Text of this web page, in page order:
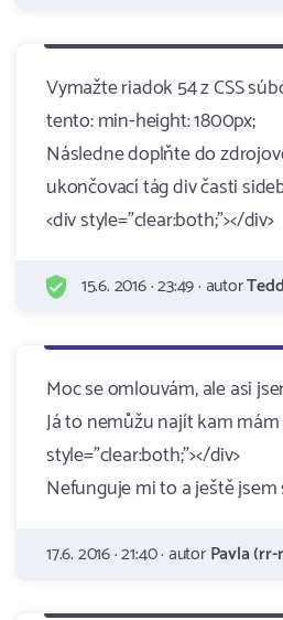
Vymažte riadok 54 z CSS
tento: min-height: 1800px;
Následne doplňte do
ukončovací tág div časti
<div style="clear:both;"></div>
15.6. 2016 · 23:49 · autor
Moc se omlouvám, ale asi
Já to nemůžu najít kam
style="clear:both;"></div>
Nefunguje mi to a ještě
17.6. 2016 · 21:40 · autorPavla